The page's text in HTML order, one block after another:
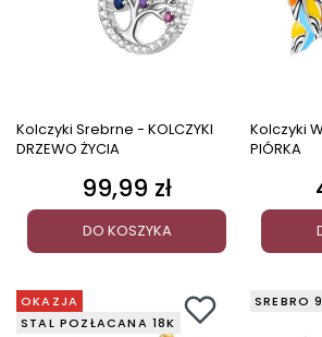
Kolczyki Srebrne - KOLCZYKI
DRZEWO ŻYCIA
Cena
99,99 zł
DO KOSZYKA
Kolczyki
PIÓRKA
OKAZJA
STAL POZŁACANA 18K
SREBRO